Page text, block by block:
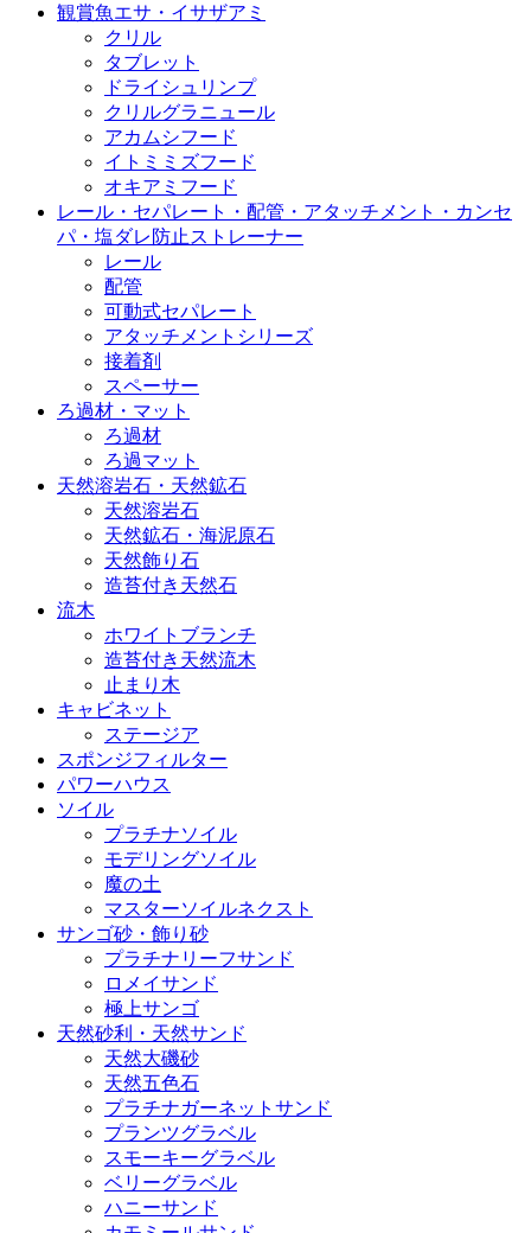
観賞魚エサ・イサザアミ
クリル
タブレット
ドライシュリンプ
クリルグラニュール
アカムシフード
イトミミズフード
オキアミフード
レール・セパレート・配管・アタッチメント・カンセ
パ・塩ダレ防止ストレーナー
レール
配管
可動式セパレート
アタッチメントシリーズ
接着剤
スペーサー
ろ過材・マット
ろ過材
ろ過マット
天然溶岩石・天然鉱石
天然溶岩石
天然鉱石・海泥原石
天然飾り石
造苔付き天然石
流木
ホワイトブランチ
造苔付き天然流木
止まり木
キャビネット
ステージア
スポンジフィルター
パワーハウス
ソイル
プラチナソイル
モデリングソイル
魔の土
マスターソイルネクスト
サンゴ砂・飾り砂
プラチナリーフサンド
ロメイサンド
極上サンゴ
天然砂利・天然サンド
天然大磯砂
天然五色石
プラチナガーネットサンド
プランツグラベル
スモーキーグラベル
ベリーグラベル
ハニーサンド